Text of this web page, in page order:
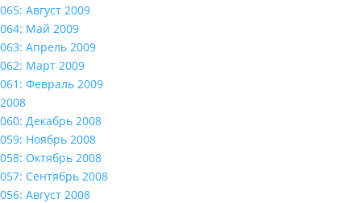
065: Август 2009
064: Май 2009
063: Апрель 2009
062: Март 2009
061: Февраль 2009
2008
060: Декабрь 2008
059: Ноябрь 2008
058: Октябрь 2008
057: Сентябрь 2008
056: Август 2008